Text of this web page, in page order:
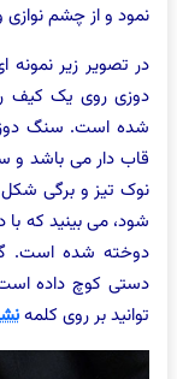
نمود و از چشم نوازی
در تصویر زیر
دوزی روی یک کیف
شده است. سنگ
قاب دار می باشد و
نوک تیز و برگی
شود، می بینید که با
دوخته شده است.
دستی کوچ داده
توانید بر روی کلمه